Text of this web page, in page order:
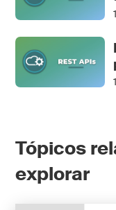
Tópicos
explorar